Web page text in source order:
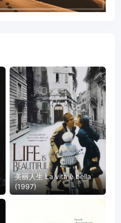
美丽人生 La vita è bella
(1997)